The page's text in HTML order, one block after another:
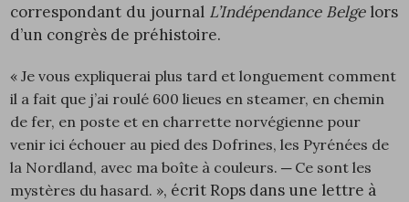
correspondant du journal L’Indépendance Belge lors
d’un congrès de préhistoire.
« Je vous expliquerai plus tard et longuement comment
il a fait que j’ai roulé 600 lieues en steamer, en chemin
de fer, en poste et en charrette norvégienne pour
venir ici échouer au pied des Dofrines, les Pyrénées de
la Nordland, avec ma boîte à couleurs. ─ Ce sont les
mystères du hasard. », écrit Rops dans une lettre à